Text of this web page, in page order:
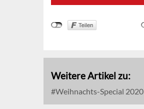
Weitere Artikel zu:
Weihnachts-Special 2020